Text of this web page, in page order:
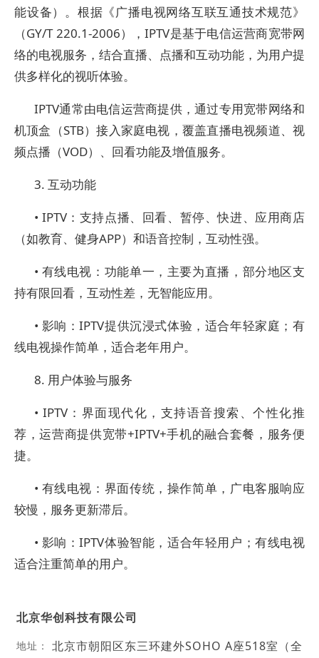
能设备）。根据《广播电视网络互联互通技术规范》
（GY/T 220.1-2006），IPTV是基于电信运营商宽带网
络的电视服务，结合直播、点播和互动功能，为用户提
供多样化的视听体验。
IPTV通常由电信运营商提供，通过专用宽带网络和
机顶盒（STB）接入家庭电视，覆盖直播电视频道、视
频点播（VOD）、回看功能及增值服务。
3. 互动功能
• IPTV：支持点播、回看、暂停、快进、应用商店
（如教育、健身APP）和语音控制，互动性强。
• 有线电视：功能单一，主要为直播，部分地区支
持有限回看，互动性差，无智能应用。
• 影响：IPTV提供沉浸式体验，适合年轻家庭；有
线电视操作简单，适合老年用户。
8. 用户体验与服务
• IPTV：界面现代化，支持语音搜索、个性化推
荐，运营商提供宽带+IPTV+手机的融合套餐，服务便
捷。
• 有线电视：界面传统，操作简单，广电客服响应
较慢，服务更新滞后。
• 影响：IPTV体验智能，适合年轻用户；有线电视
适合注重简单的用户。
北京华创科技有限公司
地址： 北京市朝阳区东三环建外SOHO A座518室（全